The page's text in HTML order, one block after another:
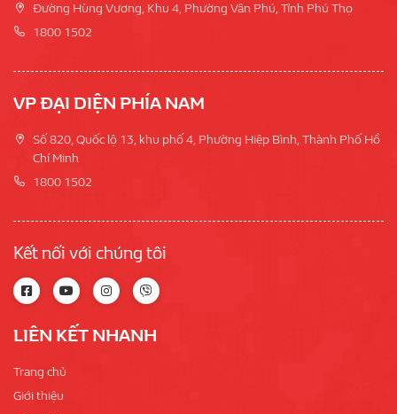
Đường Hùng Vương, Khu 4, Phường Vân Phú, Tỉnh Phú Thọ
1800 1502
VP ĐẠI DIỆN PHÍA NAM
Số 820, Quốc lộ 13, khu phố 4, Phường Hiệp Bình, Thành Phố Hồ
Chí Minh
1800 1502
Kết nối với chúng tôi
LIÊN KẾT NHANH
Trang chủ
Giới thiệu